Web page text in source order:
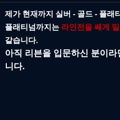
제가 현재까지 실버 - 골드 - 플래
플래티넘까지는 라인전을 쌔게
같습니다.
아직 리븐을 입문하신 분이
니다.